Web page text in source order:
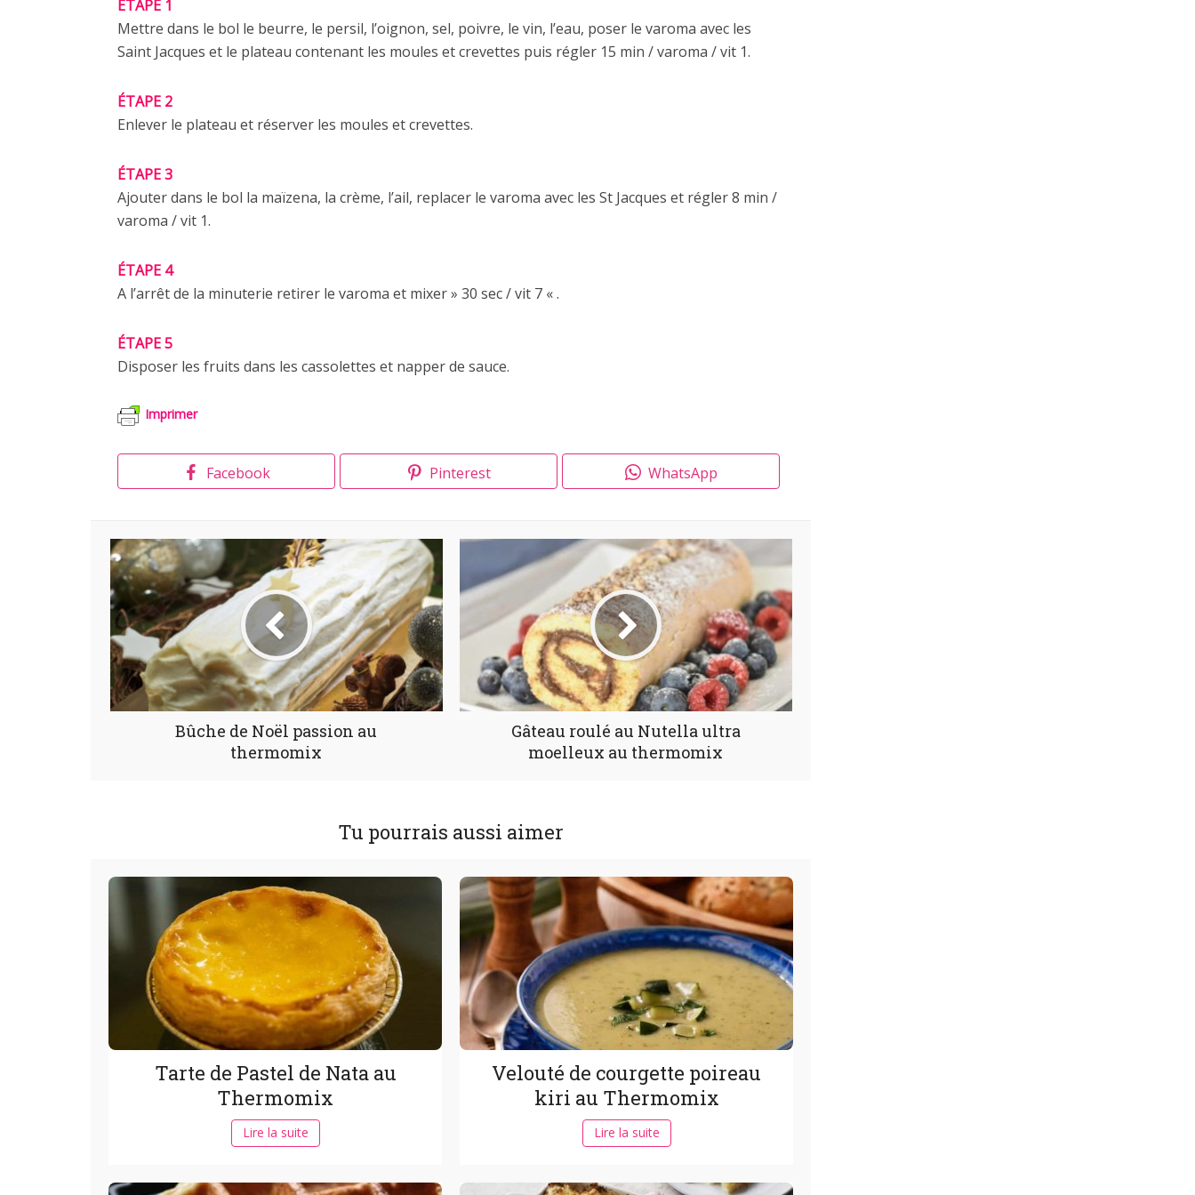
ÉTAPE 1
Mettre dans le bol le beurre, le persil, l’oignon, sel, poivre, le vin, l’eau, poser le varoma avec les
Saint Jacques et le plateau contenant les moules et crevettes puis régler 15 min / varoma / vit 1.
ÉTAPE 2
Enlever le plateau et réserver les moules et crevettes.
ÉTAPE 3
Ajouter dans le bol la maïzena, la crème, l’ail, replacer le varoma avec les St Jacques et régler 8 min /
varoma / vit 1.
ÉTAPE 4
A l’arrêt de la minuterie retirer le varoma et mixer » 30 sec / vit 7 « .
ÉTAPE 5
Disposer les fruits dans les cassolettes et napper de sauce.
Imprimer
Facebook Pinterest WhatsApp
Bûche de Noël passion au
thermomix
Gâteau roulé au Nutella ultra
moelleux au thermomix
Tu pourrais aussi aimer
Tarte de Pastel de Nata au
Thermomix
Lire la suite
Velouté de courgette poireau
kiri au Thermomix
Lire la suite